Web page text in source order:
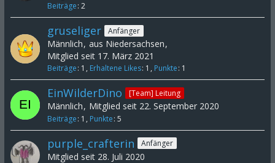
Beiträge 2
gruseliger Anfänger
Männlich aus Niedersachsen
Mitglied seit 17. März 2021
Beiträge 1 Erhaltene Likes 1 Punkte 1
EinWilderDino [Team] Leitung
Männlich Mitglied seit 22. September 2020
Beiträge 1 Punkte 5
purple_crafterin Anfänger
Mitglied seit 28. Juli 2020